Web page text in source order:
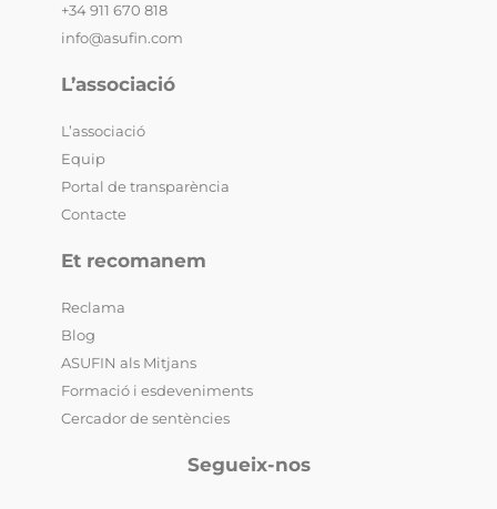
+34 911 670 818
info@asufin.com
L’associació
L’associació
Equip
Portal de transparència
Contacte
Et recomanem
Reclama
Blog
ASUFIN als Mitjans
Formació i esdeveniments
Cercador de sentències
Segueix-nos